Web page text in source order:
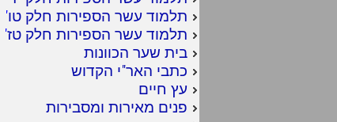
תלמוד עשר הספירות חלק טו'
תלמוד עשר הספירות חלק טז'
בית שער הכוונות
כתבי האר"י הקדוש
עץ חיים
פנים מאירות ומסבירות